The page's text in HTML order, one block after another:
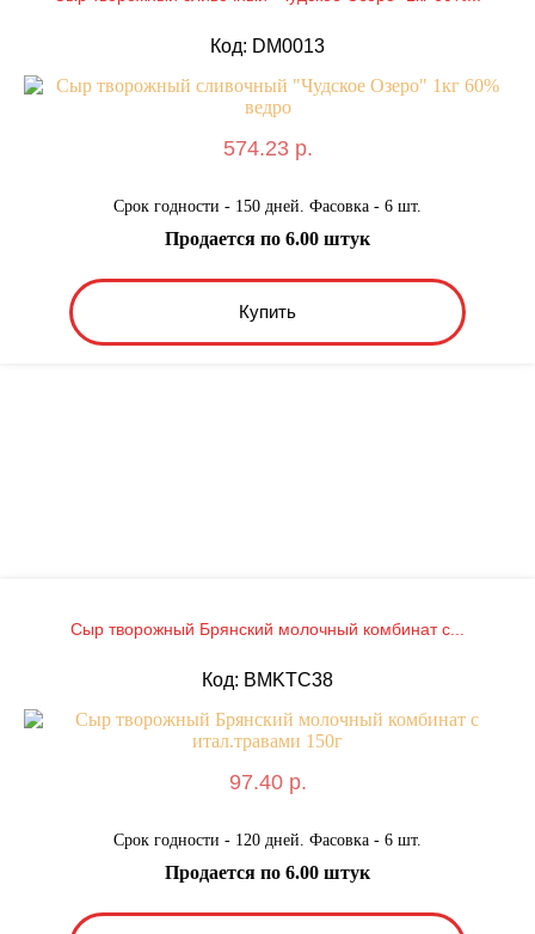
Код: DM0013
574.23 р.
Срок годности - 150 дней. Фасовка - 6 шт.
Купить
Продается по 6.00 штук
Сыр творожный Брянский молочный комбинат с...
Код: BMKТС38
97.40 р.
Срок годности - 120 дней. Фасовка - 6 шт.
Продается по 6.00 штук